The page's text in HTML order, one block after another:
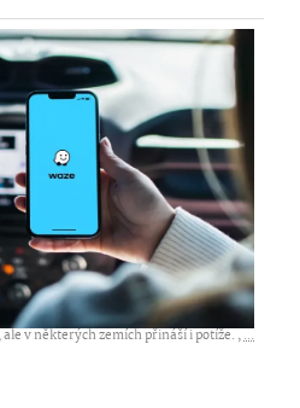
v některých zemích přináší i potíže. ,...